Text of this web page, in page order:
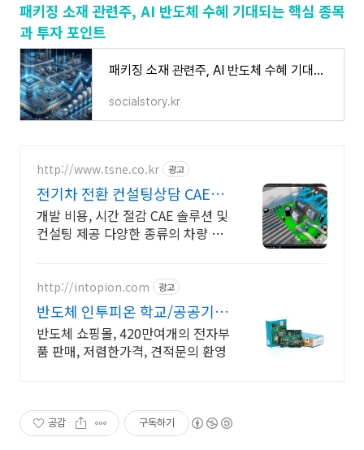
패키징 소재 관련주, AI 반도체 수혜 기대되는 핵심 종목
과 투자 포인트
패키징 소재 관련주, AI 반도체 수혜 기대되는 핵심 종목과 투자 포인트
socialstory.kr
http://www.tsne.co.kr 광고
전기차 전환 컨설팅상담 CAE전
문기업태성에스엔이
개발 비용, 시간 절감 CAE 솔루션 및
컨설팅 제공 다양한 종류의 차량 부
http://intopion.com 광고
반도체 인투피온 학교/공공기관
후불구매환영
반도체 쇼핑몰, 420만여개의 전자부
품 판매, 저렴한가격, 견적문의 환영
공감 구독하기